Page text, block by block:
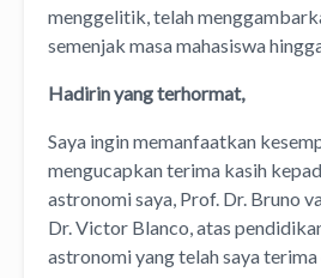
menggelitik, telah
semenjak masa mahasiswa
Hadirin yang terhormat,
Saya ingin memanfaatkan
mengucapkan terima kasih
astronomi saya, Prof. Dr. Bruno
Dr. Victor Blanco, atas
astronomi yang telah saya